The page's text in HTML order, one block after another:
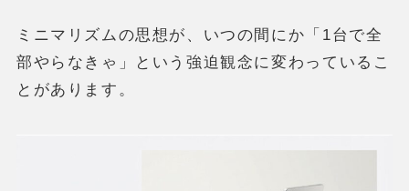
ミニマリズムの思想が、いつの間にか「1台で全
部やらなきゃ」という強迫観念に変わっているこ
とがあります。